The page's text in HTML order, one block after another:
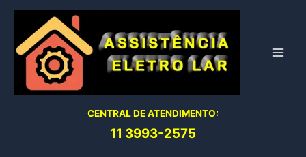
conteúdo
CENTRAL DE ATENDIMENTO:
11 3993-2575